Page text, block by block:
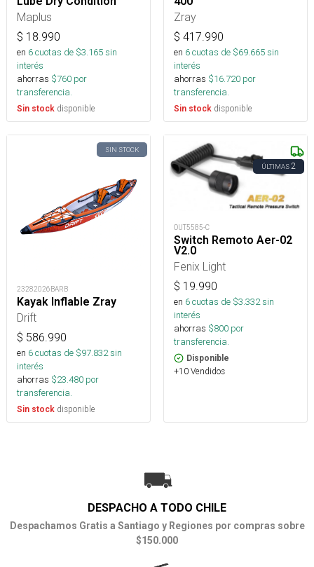
Maplus
$ 18.990
en 6cuotas de $3.165sin
interés
ahorras $760 por
transferencia.
Sin stock disponible
Zray
$ 417.990
en 6cuotas de $69.665sin
interés
ahorras $16.720 por
transferencia.
Sin stock disponible
SIN STOCK
23282026BARB
Kayak Inflable Zray
Drift
$ 586.990
en 6cuotas de $97.832sin
interés
ahorras $23.480 por
transferencia.
Sin stock disponible
ÚLTIMAS2
OUT5585-C
Switch Remoto Aer-02
V2.0
Fenix Light
$ 19.990
en 6cuotas de $3.332sin
interés
ahorras $800 por
transferencia.
Disponible
+10 Vendidos
DESPACHO A TODO CHILE
Despachamos Gratis a Santiago y Regiones por compras sobre
$150.000